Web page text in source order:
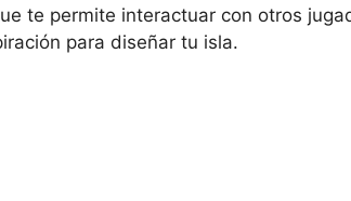
te permite ‍interactuar con otros
para diseñar ⁢tu isla.